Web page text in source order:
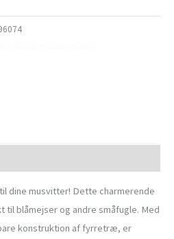
dine musvitter! Dette charmerende
til blåmejser og andre småfugle. Med
konstruktion af fyrretræ, er